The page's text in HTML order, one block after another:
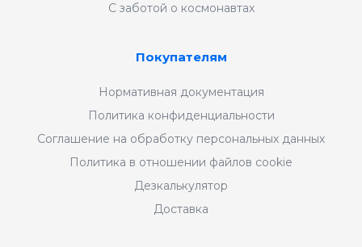
С заботой о космонавтах
Покупателям
Нормативная документация
Политика конфиденциальности
Соглашение на обработку персональных данных
Политика в отношении файлов cookie
Дезкалькулятор
Доставка